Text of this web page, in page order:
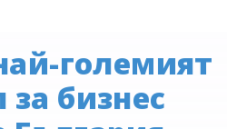
големият
за бизнес